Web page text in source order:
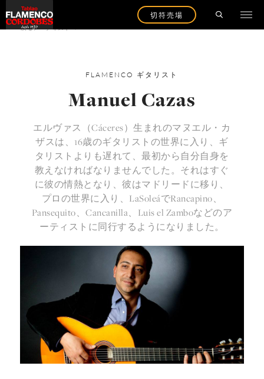
切符売場
戻るアーティストへ
FLAMENCO ギタリスト
Manuel Cazas
エルヴァス（Cáceres）生まれのマヌエル・カ
ザスは、16歳のギタリストの世界に入り、ギ
タリストよりも遅れて、最初から自分自身を
教えなければなりませんでした。それはすぐ
に彼の情熱となり、彼はマドリードに移り、
プロの世界に入り、LaSoleáでRancapino、
Pansequito、Cancanilla、Luis el Zamboなどのア
ーティストに同行するようになりました。